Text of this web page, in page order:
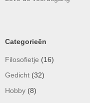
Categorieën
Filosofietje (16)
Gedicht (32)
Hobby (8)